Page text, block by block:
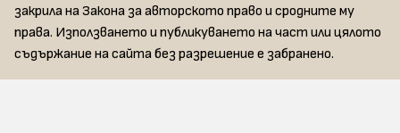
закрила на Закона за авторското право и сродните му
права. Използването и публикуването на част или цялото
съдържание на сайта без разрешение е забранено.